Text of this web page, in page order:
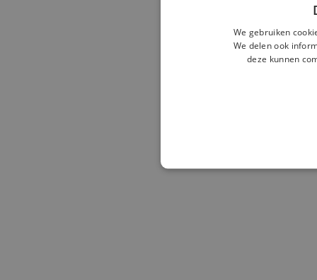
We gebruiken
We delen ook
deze kunnen